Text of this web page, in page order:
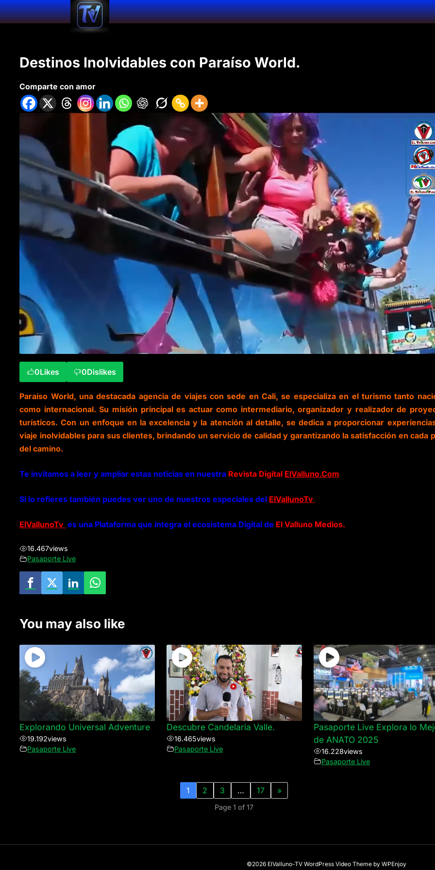
Destinos Inolvidables con Paraíso World.
Comparte con amor
0Likes 0Dislikes
Paraíso World, una destacada agencia de viajes con sede en Cali, se especializa en el turismo tanto
como internacional. Su misión principal es actuar como intermediario, organizador y realizador de
turísticos. Con un enfoque en la excelencia y la atención al detalle, se dedica a proporcionar
viaje inolvidables para sus clientes, brindando un servicio de calidad y garantizando la satisfacción en cada
del camino.
Te invitamos a leer y ampliar estas noticias en nuestra Revista Digital ElValluno.Com
Si lo refieres también puedes ver uno de nuestros especiales del ElVallunoTv
ElVallunoTv es una Plataforma que integra el ecosistema Digital de El Valluno Medios.
16.467views
Pasaporte Live
You may also like
Explorando Universal Adventure
19.192views
Pasaporte Live
Descubre Candelaria Valle.
16.465views
Pasaporte Live
Pasaporte Live Explora lo
de ANATO 2025
16.228views
Pasaporte Live
1 2 3 … 17 »
Page 1 of 17
©2026 ElValluno-TV WordPress Video Themeby WPEnjoy